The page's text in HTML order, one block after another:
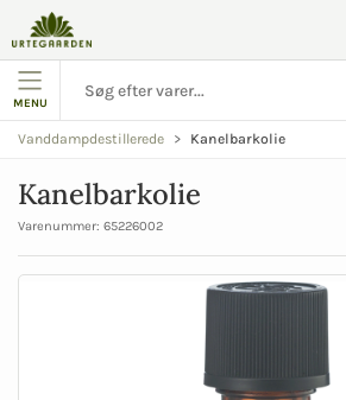
MENU
Vanddampdestillerede Kanelbarkolie
Kanelbarkolie
Varenummer: 65226002